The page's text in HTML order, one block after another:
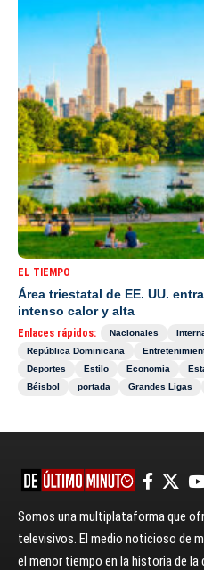
EL TIEMPO
Área triestatal de EE. UU.
intenso calor y alta
Enlaces rápidos: Nacionales
República Dominicana
Deportes
Estilo Economía
Béisbol
portada Grandes Ligas
Somos una multiplataforma que
televisivos. El medio noticioso de
el menor tiempo en la historia de la